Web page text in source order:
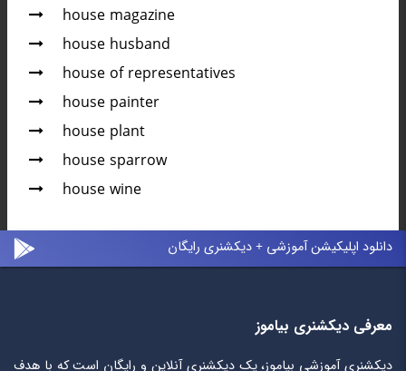
house magazine
house husband
house of representatives
house painter
house plant
house sparrow
house wine
دانلود اپلیکیشن آموزشی + دیکشنری رایگان
معرفی دیکشنری بیاموز
دیکشنری آموزشی بیاموز، یک دیکشنری آنلاین و رایگان است که با هدف